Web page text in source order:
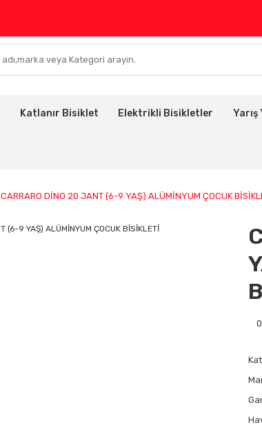
Katlanır Bisiklet Elektrikli Bisikletler
CARRARO DİNO 20 JANT (6-9 YAŞ) ALÜMİNYUM ÇOCUK